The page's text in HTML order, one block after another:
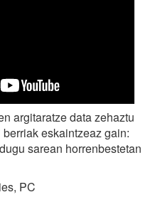
argitaratze data zehaztu
eskaintzeaz gain:
sarean horrenbestetan
PC